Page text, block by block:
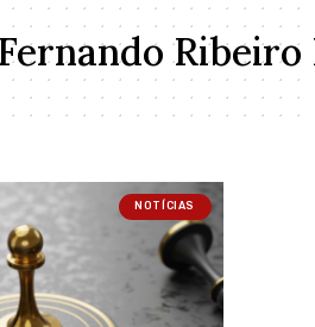
Ribeiro
NOTÍCIAS